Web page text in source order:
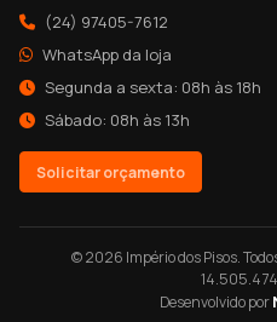
(24) 97405-7612
WhatsApp da loja
Segunda a sexta: 08h às 18h
Sábado: 08h às 13h
Solicitar orçamento
© 2026 Império dos Pisos.
Desenvolvido por